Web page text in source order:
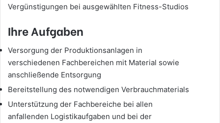
Vergünstigungen bei ausgewählten Fitness-Studios
Ihre Aufgaben
Versorgung der Produktionsanlagen in
verschiedenen Fachbereichen mit Material sowie
anschließende Entsorgung
Bereitstellung des notwendigen Verbrauchmaterials
Unterstützung der Fachbereiche bei allen
anfallenden Logistikaufgaben und bei der